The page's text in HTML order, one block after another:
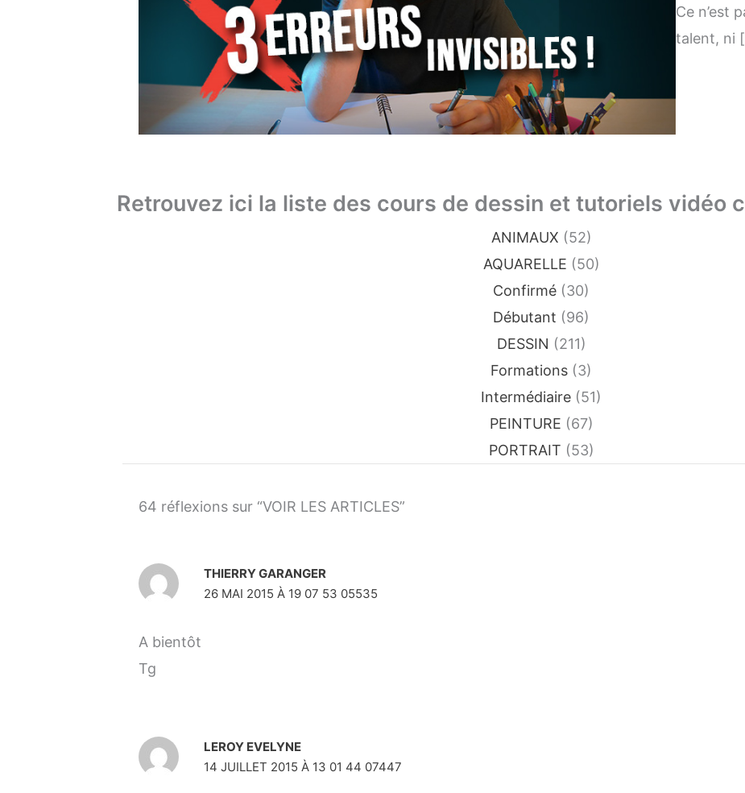
Ce n’est
talent, ni
Retrouvez ici la liste des cours de dessin et tutoriels vidéo
ANIMAUX (52)
AQUARELLE (50)
Confirmé (30)
Débutant (96)
DESSIN (211)
Formations (3)
Intermédiaire (51)
PEINTURE (67)
PORTRAIT (53)
64 réflexions sur “VOIR LES ARTICLES”
THIERRY GARANGER
26 MAI 2015 À 19 07 53 05535
A bientôt
Tg
LEROY EVELYNE
14 JUILLET 2015 À 13 01 44 07447